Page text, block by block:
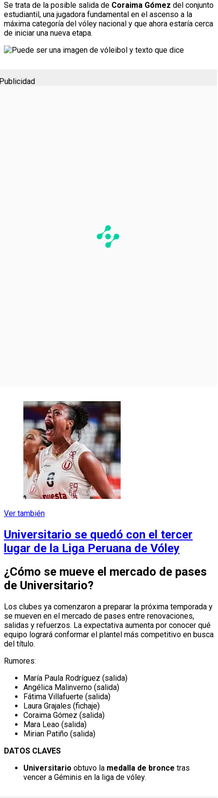
Se trata de la posible salida de Coraima Gómez del conjunto
estudiantil, una jugadora fundamental en el ascenso a la
máxima categoría del vóley nacional y que ahora estaría cerca
de iniciar una nueva etapa.
Ver también
Universitario se quedó con el tercer
lugar de la Liga Peruana de Vóley
¿Cómo se mueve el mercado de pases
de Universitario?
Los clubes ya comenzaron a preparar la próxima temporada y
se mueven en el mercado de pases entre renovaciones,
salidas y refuerzos. La expectativa aumenta por conocer qué
equipo logrará conformar el plantel más competitivo en busca
del título.
Rumores:
María Paula Rodríguez (salida)
Angélica Malinverno (salida)
Fátima Villafuerte (salida)
Laura Grajales (fichaje)
Coraima Gómez (salida)
Mara Leao (salida)
Mirian Patiño (salida)
DATOS CLAVES
Universitario obtuvo la medalla de bronce tras
vencer a Géminis en la liga de vóley.